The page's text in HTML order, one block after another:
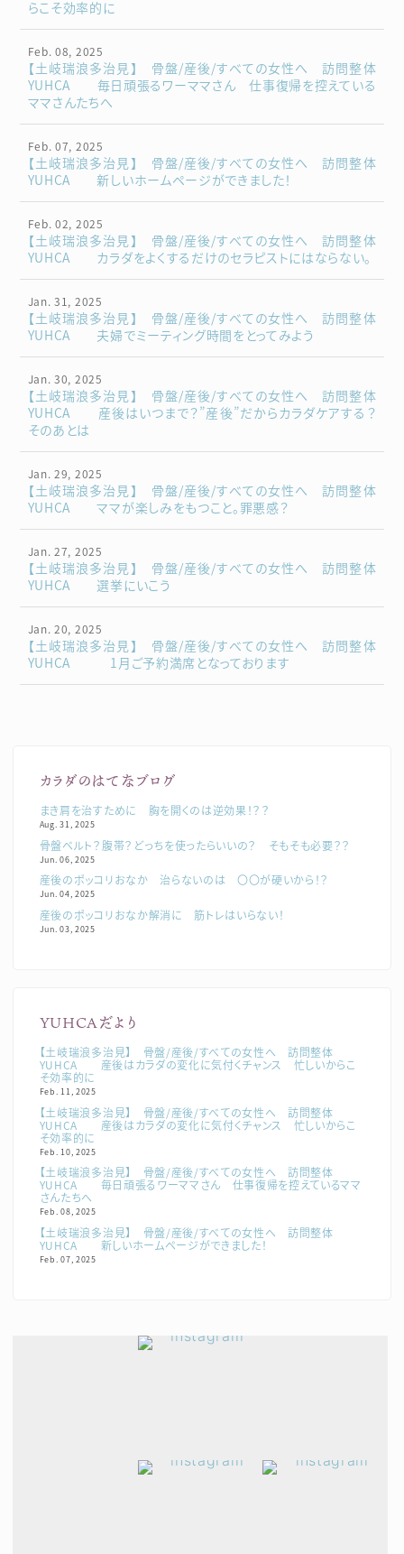
らこそ効率的に
Feb. 08, 2025
【土岐瑞浪多治見】 骨盤/産後/すべての女性へ 訪問整体
YUHCA 毎日頑張るワーママさん 仕事復帰を控えている
ママさんたちへ
Feb. 07, 2025
【土岐瑞浪多治見】 骨盤/産後/すべての女性へ 訪問整体
YUHCA 新しいホームページができました！
Feb. 02, 2025
【土岐瑞浪多治見】 骨盤/産後/すべての女性へ 訪問整体
YUHCA カラダをよくするだけのセラピストにはならない。
Jan. 31, 2025
【土岐瑞浪多治見】 骨盤/産後/すべての女性へ 訪問整体
YUHCA 夫婦でミーティング時間をとってみよう
Jan. 30, 2025
【土岐瑞浪多治見】 骨盤/産後/すべての女性へ 訪問整体
YUHCA 産後はいつまで？”産後”だからカラダケアする？
そのあとは
Jan. 29, 2025
【土岐瑞浪多治見】 骨盤/産後/すべての女性へ 訪問整体
YUHCA ママが楽しみをもつこと。罪悪感？
Jan. 27, 2025
【土岐瑞浪多治見】 骨盤/産後/すべての女性へ 訪問整体
YUHCA 選挙にいこう
Jan. 20, 2025
【土岐瑞浪多治見】 骨盤/産後/すべての女性へ 訪問整体
YUHCA 1月ご予約満席となっております
カラダのはてなブログ
まき肩を治すために 胸を開くのは逆効果！？？
Aug. 31, 2025
骨盤ベルト？腹帯？どっちを使ったらいいの？ そもそも必要？？
Jun. 06, 2025
産後のポッコリおなか 治らないのは 〇〇が硬いから！？
Jun. 04, 2025
産後のポッコリおなか解消に 筋トレはいらない！
Jun. 03, 2025
YUHCAだより
【土岐瑞浪多治見】 骨盤/産後/すべての女性へ 訪問整体
YUHCA 産後はカラダの変化に気付くチャンス 忙しいからこ
そ効率的に
Feb. 11, 2025
【土岐瑞浪多治見】 骨盤/産後/すべての女性へ 訪問整体
YUHCA 産後はカラダの変化に気付くチャンス 忙しいからこ
そ効率的に
Feb. 10, 2025
【土岐瑞浪多治見】 骨盤/産後/すべての女性へ 訪問整体
YUHCA 毎日頑張るワーママさん 仕事復帰を控えているママ
さんたちへ
Feb. 08, 2025
【土岐瑞浪多治見】 骨盤/産後/すべての女性へ 訪問整体
YUHCA 新しいホームページができました！
Feb. 07, 2025